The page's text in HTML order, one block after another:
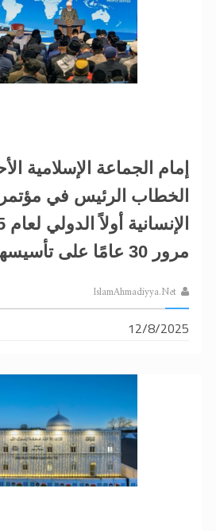
إمام الجماعة الإسلامية
الخطاب الرئيس في
مرور 30 ​​عامًا على تأسيسها
IslamAhmadiyya.Net
12/8/2025